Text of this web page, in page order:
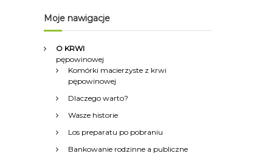
Moje nawigacje
O KRWI
pępowinowej
Komórki macierzyste z krwi
pępowinowej
Dlaczego warto?
Wasze historie
Los preparatu po pobraniu
Bankowanie rodzinne a publiczne